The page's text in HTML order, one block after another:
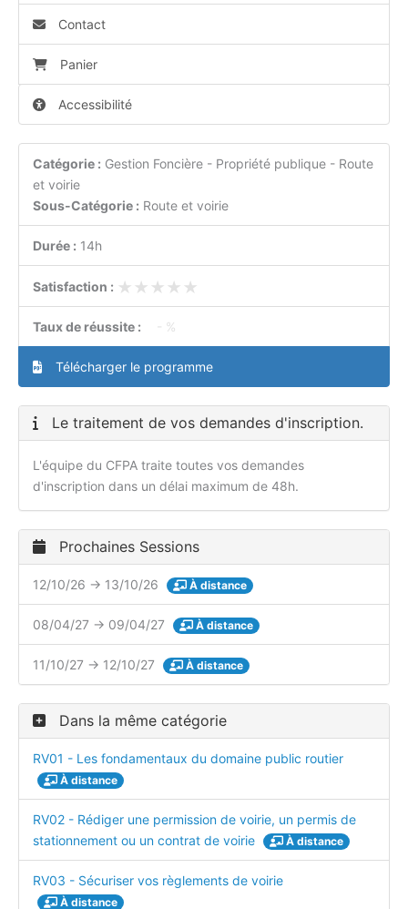
Contact
Panier
Accessibilité
Catégorie : Gestion Foncière - Propriété publique - Route
et voirie
Sous-Catégorie : Route et voirie
Durée : 14h
Satisfaction : ★★★★★
★★★★★
Taux de réussite : - %
Télécharger le programme
Le traitement de vos demandes d'inscription.
L'équipe du CFPA traite toutes vos demandes
d'inscription dans un délai maximum de 48h.
Prochaines Sessions
12/10/26 → 13/10/26 À distance
08/04/27 → 09/04/27 À distance
11/10/27 → 12/10/27 À distance
Dans la même catégorie
RV01 - Les fondamentaux du domaine public routier
À distance
RV02 - Rédiger une permission de voirie, un permis de
stationnement ou un contrat de voirie
À distance
RV03 - Sécuriser vos règlements de voirie
À distance